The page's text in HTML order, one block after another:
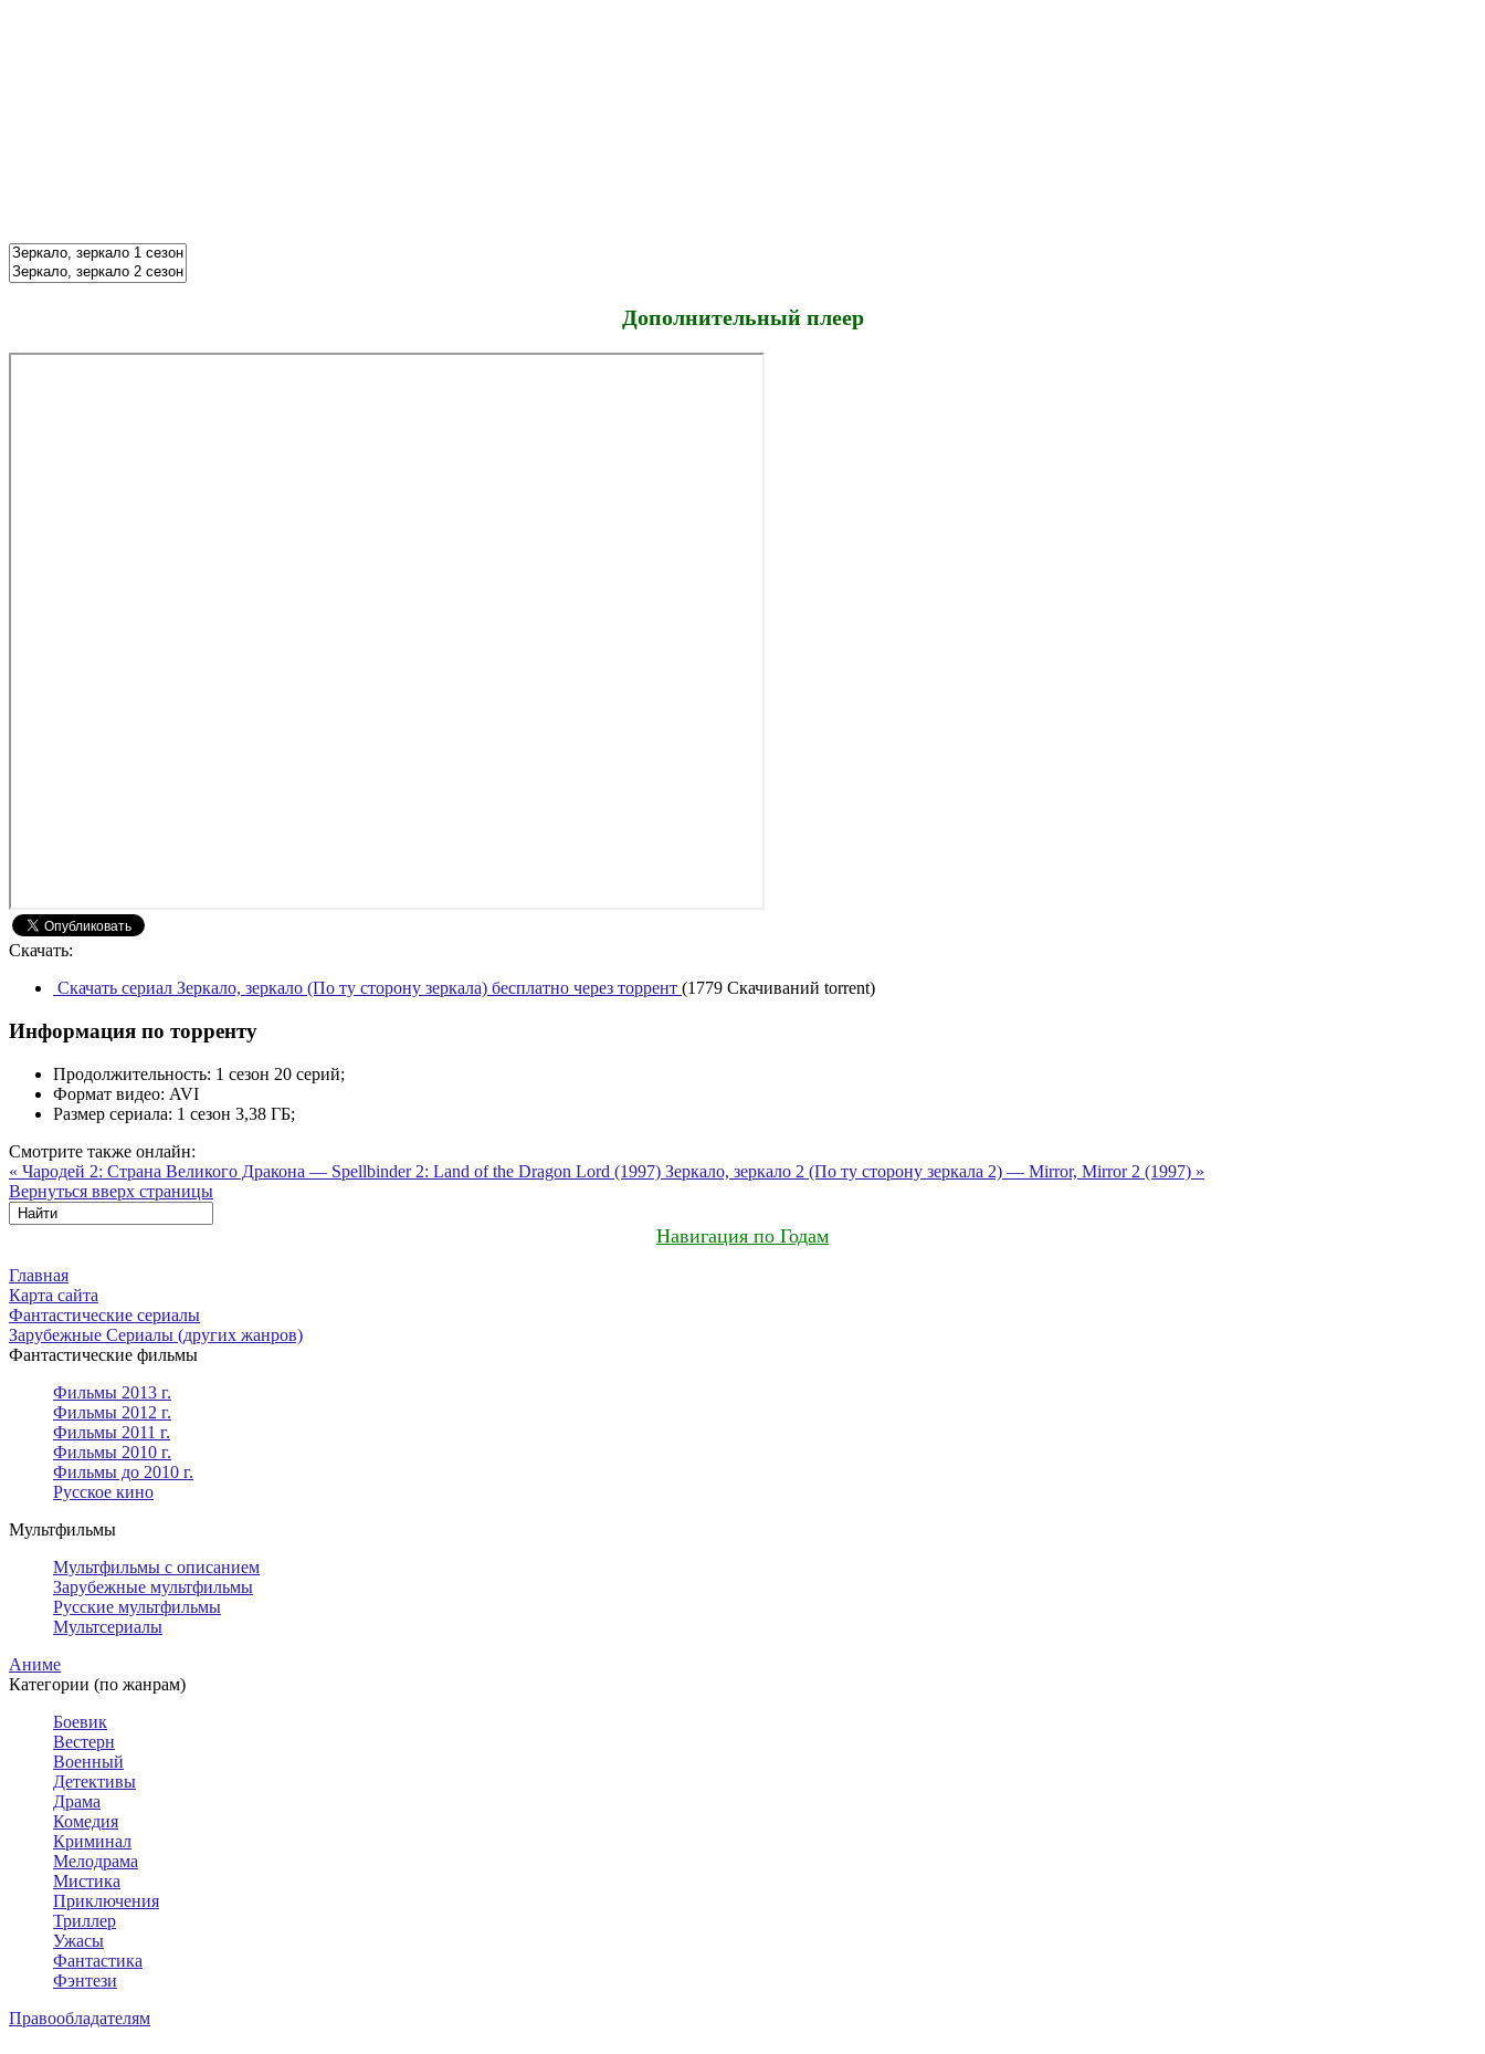
Дополнительный плеер
Скачать:
Скачать сериал Зеркало, зеркало (По ту сторону зеркала) бесплатно через торрент (1779 Скачиваний torrent)
Информация по торренту
Продолжительность: 1 сезон 20 серий;
Формат видео: AVI
Размер сериала: 1 сезон 3,38 ГБ;
Смотрите также онлайн:
« Чародей 2: Страна Великого Дракона — Spellbinder 2: Land of the Dragon Lord (1997) Зеркало, зеркало 2 (По ту сторону зеркала 2) — Mirror, Mirror 2 (1997) »
Вернуться вверх страницы
Навигация по Годам
Главная
Карта сайта
Фантастические сериалы
Зарубежные Сериалы (других жанров)
Фантастические фильмы
Фильмы 2013 г.
Фильмы 2012 г.
Фильмы 2011 г.
Фильмы 2010 г.
Фильмы до 2010 г.
Русское кино
Мультфильмы
Мультфильмы с описанием
Зарубежные мультфильмы
Русские мультфильмы
Мультсериалы
Аниме
Категории (по жанрам)
Боевик
Вестерн
Военный
Детективы
Драма
Комедия
Криминал
Мелодрама
Мистика
Приключения
Триллер
Ужасы
Фантастика
Фэнтези
Правообладателям